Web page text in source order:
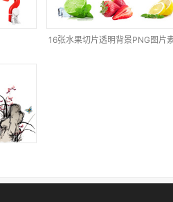
16张水果切片透明背景PNG图片